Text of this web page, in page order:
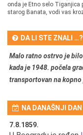
onda je Etno selo Tiganjica
starog Banata, vodi vas
DA LI STE ZNALI …?
Malo ratno ostrvo je
kada je 1948. počela
transportovan na
NA DANAŠNJI
7.8.1859.